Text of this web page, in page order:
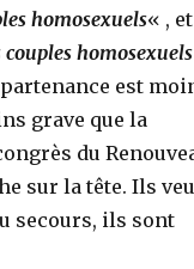
homosexuels« , et
homosexuels
est
grave que la
du
sur la tête. Ils
secours, ils sont